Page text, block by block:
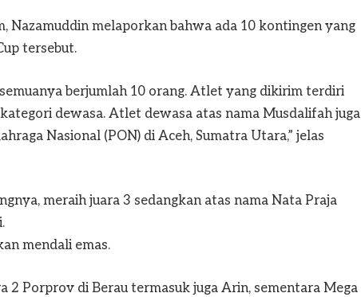
Nazamuddin melaporkan bahwa ada 10 kontingen yang
tersebut.
berjumlah 10 orang. Atlet yang dikirim terdiri
dewasa. Atlet dewasa atas nama Musdalifah juga
Nasional (PON) di Aceh, Sumatra Utara,” jelas
meraih juara 3 sedangkan atas nama Nata Praja
mendali emas.
2 Porprov di Berau termasuk juga Arin, sementara Mega